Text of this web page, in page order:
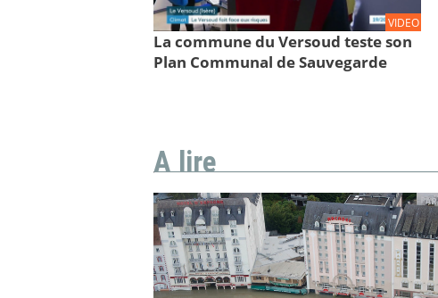
VIDEO
La commune du Versoud teste son
Plan Communal de Sauvegarde
A lire